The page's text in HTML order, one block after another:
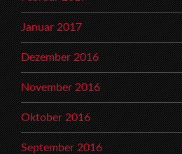
Januar 2017
Dezember 2016
November 2016
Oktober 2016
September 2016